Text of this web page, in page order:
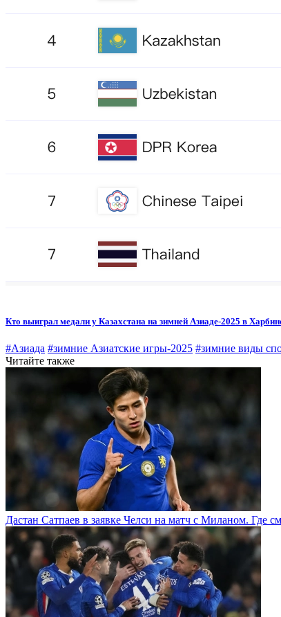
Кто выиграл медали у Казахстана на зимней Азиаде-2025 в
#Азиада #зимние Азиатские игры-2025 #зимние виды
Читайте также
Дастан Сатпаев в заявке Челси на матч с Миланом. Где